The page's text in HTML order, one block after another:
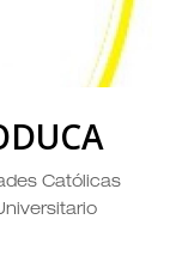
Católicas